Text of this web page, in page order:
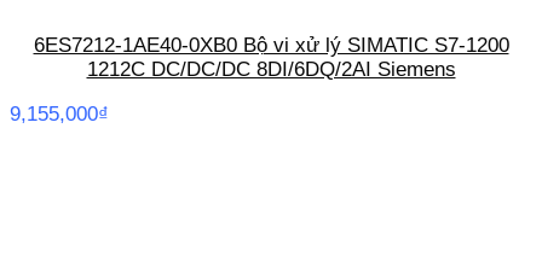
6ES7212-1AE40-0XB0 Bộ vi xử lý SIMATIC S7-1200
1212C DC/DC/DC 8DI/6DQ/2AI Siemens
9,155,000₫